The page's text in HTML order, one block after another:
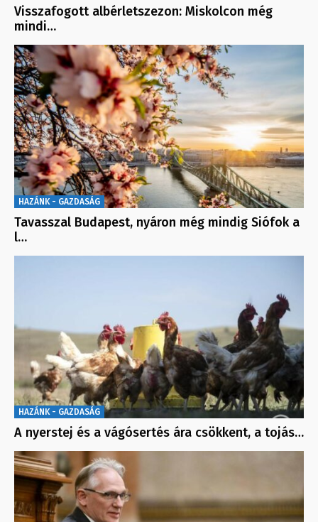
Visszafogott albérletszezon: Miskolcon még
mindi…
HAZÁNK - GAZDASÁG
Tavasszal Budapest, nyáron még mindig Siófok a
l…
HAZÁNK - GAZDASÁG
A nyerstej és a vágósertés ára csökkent, a tojás…